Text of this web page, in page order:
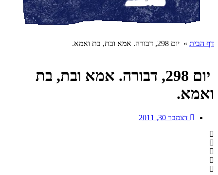
דף הבית » יום 298, דבורה. אמא ובת, בת ואמא.
יום 298, דבורה. אמא ובת, בת
ואמא.
דצמבר 30, 2011